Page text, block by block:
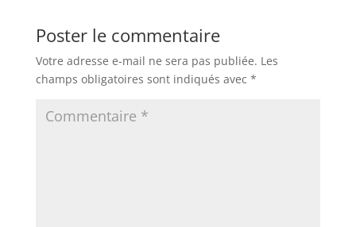
Poster le commentaire
Votre adresse e-mail ne sera pas publiée. Les
champs obligatoires sont indiqués avec *